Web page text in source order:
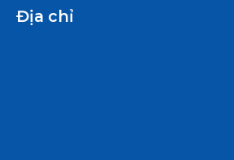
e
t
Địa chỉ